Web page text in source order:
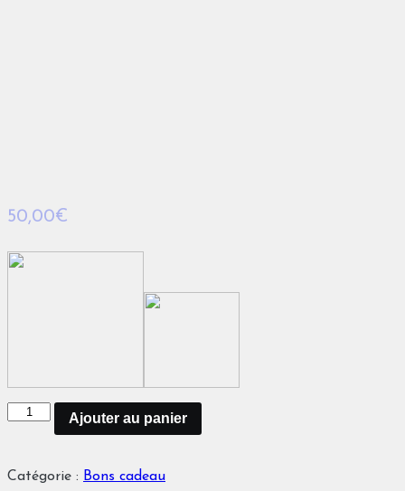
50,00€
quantité
Ajouter au panier
Catégorie : Bons cadeau